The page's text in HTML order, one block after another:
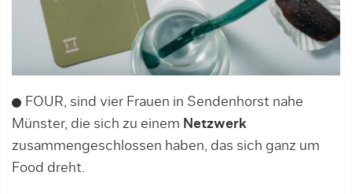
FOUR, sind vier Frauen in Sendenhorst nahe
Münster, die sich zu einem Netzwerk
zusammengeschlossen haben, das sich ganz um
Food dreht.